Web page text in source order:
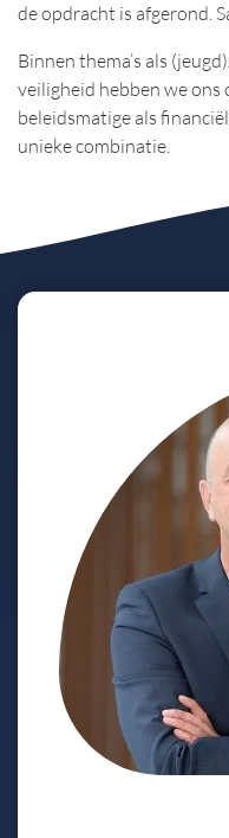
de opdracht is afgerond.
Binnen thema’s als
veiligheid hebben we
beleidsmatige als
unieke combinatie.